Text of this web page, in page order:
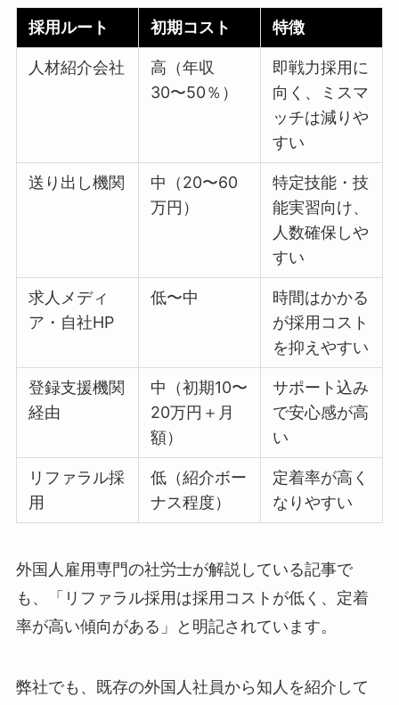
採用ルート 初期コスト 特徴
人材紹介会社
高（年収
30〜50％）
即戦力採用に
向く、ミスマ
ッチは減りや
すい
送り出し機関
中（20〜60
万円）
特定技能・技
能実習向け、
人数確保しや
すい
求人メディ
ア・自社HP
低〜中
時間はかかる
が採用コスト
を抑えやすい
登録支援機関
経由
中（初期10〜
20万円＋月
額）
サポート込み
で安心感が高
い
リファラル採
用
低（紹介ボー
ナス程度）
定着率が高く
なりやすい
外国人雇用専門の社労士が解説している記事で
も、「リファラル採用は採用コストが低く、定着
率が高い傾向がある」と明記されています。
弊社でも、既存の外国人社員から知人を紹介して